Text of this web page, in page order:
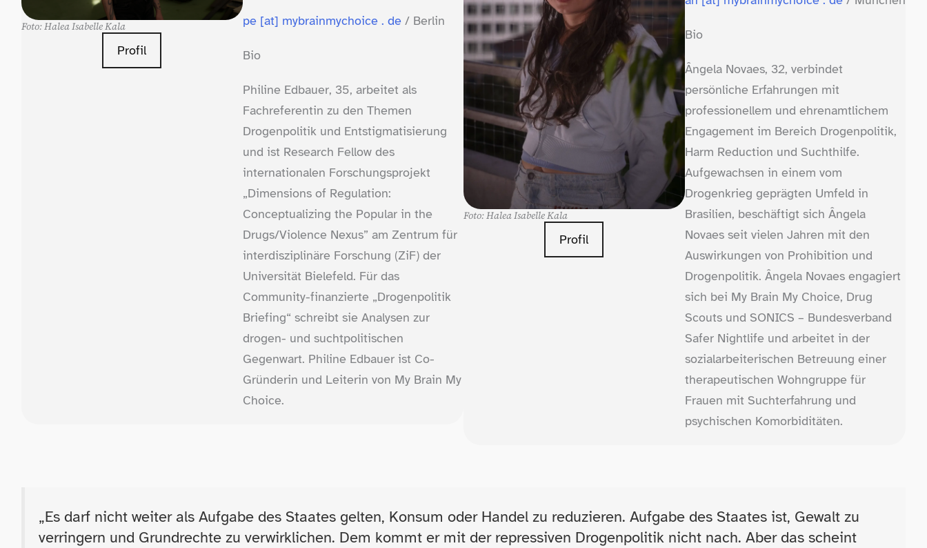
Foto: Halea Isabelle Kala
Profil
pe [at] mybrainmychoice . de/​ Berlin
Bio
Philine Edbauer, 35, arbeitet als
Fachreferentin zu den Themen
Drogenpolitik und Entstigmatisierung
und ist Research Fellow des
internationalen Forschungsprojekt
„Dimensions of Regulation:
Conceptualizing the Popular in the
Drugs/​Violence Nexus” am Zentrum für
interdisziplinäre Forschung (ZiF) der
Universität Bielefeld. Für das
Community-​finanzierte „Drogenpolitik
Briefing“ schreibt sie Analysen zur
drogen- und suchtpolitischen
Gegenwart. Philine Edbauer ist Co-​
Gründerin und Leiterin von My Brain My
Choice.
Foto: Halea Isabelle Kala
Profil
Bio
Ângela Novaes, 32, verbindet
persönliche Erfahrungen mit
professionellem und ehrenamtlichem
Engagement im Bereich Drogenpolitik,
Harm Reduction und Suchthilfe.
Aufgewachsen in einem vom
Drogenkrieg geprägten Umfeld in
Brasilien, beschäftigt sich Ângela
Novaes seit vielen Jahren mit den
Auswirkungen von Prohibition und
Drogenpolitik. Ângela Novaes engagiert
sich bei My Brain My Choice, Drug
Scouts und SONICS – Bundesverband
Safer Nightlife und arbeitet in der
sozialarbeiterischen Betreuung einer
therapeutischen Wohngruppe für
Frauen mit Suchterfahrung und
psychischen Komorbiditäten.
„Es darf nicht weiter als Aufgabe des Staates gelten, Konsum oder Handel zu reduzieren. Aufgabe des Staates ist, Gewalt zu
verringern und Grundrechte zu verwirklichen. Dem kommt er mit der repressiven Drogenpolitik nicht nach. Aber das scheint